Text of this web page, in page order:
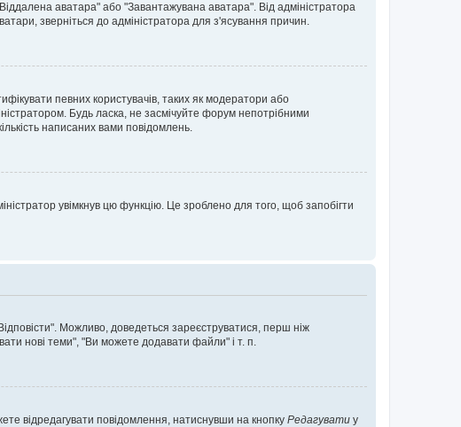
аватара" або "Завантажувана аватара". Від адміністратора
зверніться до адміністратора для з'ясування причин.
певних користувачів, таких як модератори або
Будь ласка, не засмічуйте форум непотрібними
написаних вами повідомлень.
увімкнув цю функцію. Це зроблено для того, щоб запобігти
Можливо, доведеться зареєструватися, перш ніж
нові теми", "Ви можете додавати файли" і т. п.
відредагувати повідомлення, натиснувши на кнопку Редагувати у